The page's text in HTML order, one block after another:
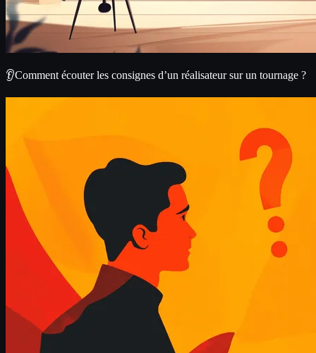
👂Comment écouter les consignes d’un réalisateur sur un tournage ?